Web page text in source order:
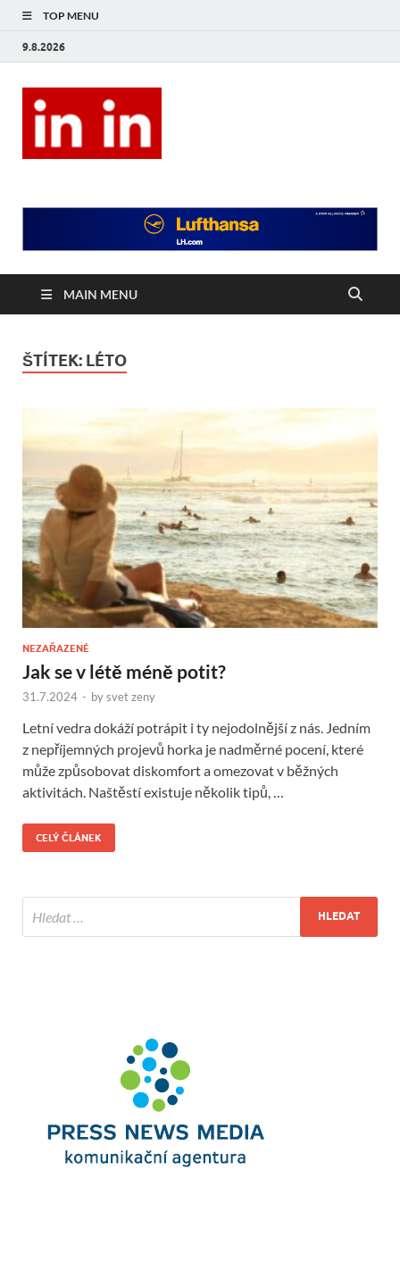
TOP MENU
9.8.2026
MAIN MENU
ŠTÍTEK: LÉTO
NEZAŘAZENÉ
Jak se v létě méně potit?
31.7.2024 - bysvet zeny
Letní vedra dokáží potrápit i ty nejodolnější z nás. Jedním
z nepříjemných projevů horka je nadměrné pocení, které
může způsobovat diskomfort a omezovat v běžných
aktivitách. Naštěstí existuje několik tipů, …
CELÝ ČLÁNEK